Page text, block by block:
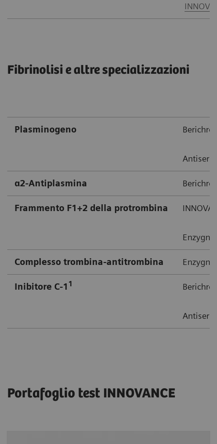
Fibrinolisi e altre specializzazioni
Plasminogeno
α2-Antiplasmina
Frammento F1+2 della protrombina
Complesso trombina-antitrombina
Inibitore C-1 1
Portafoglio test INNOVANCE